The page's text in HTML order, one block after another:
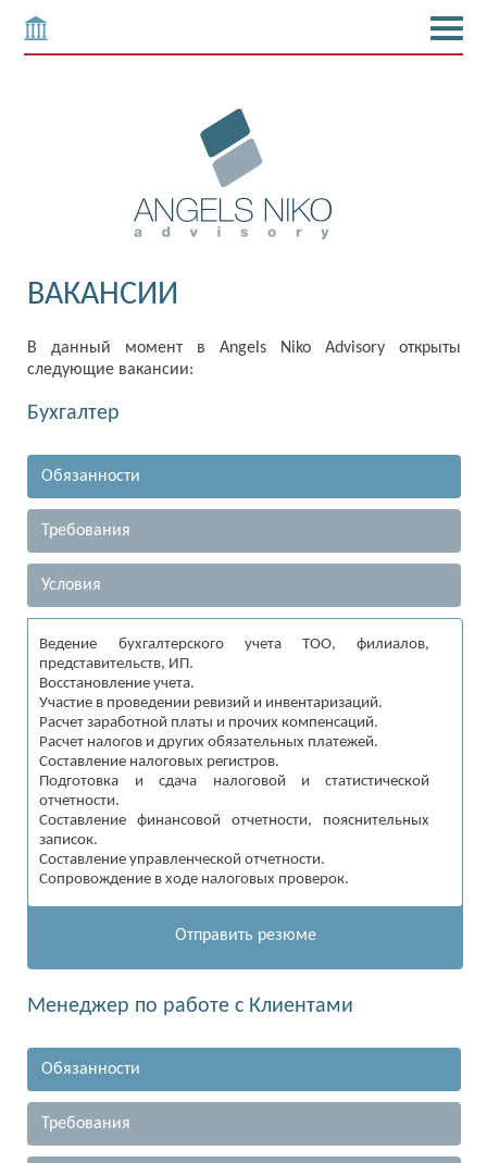
ВАКАНСИИ
В данный момент в Angels Niko Advisory открыты
следующие вакансии:
Бухгалтер
Обязанности
Требования
Условия
Ведение бухгалтерского учета ТОО, филиалов,
представительств, ИП.
Восстановление учета.
Участие в проведении ревизий и инвентаризаций.
Расчет заработной платы и прочих компенсаций.
Расчет налогов и других обязательных платежей.
Составление налоговых регистров.
Подготовка и сдача налоговой и статистической
отчетности.
Составление финансовой отчетности, пояснительных
записок.
Составление управленческой отчетности.
Сопровождение в ходе налоговых проверок.
Отправить резюме
Менеджер по работе с Клиентами
Обязанности
Требования